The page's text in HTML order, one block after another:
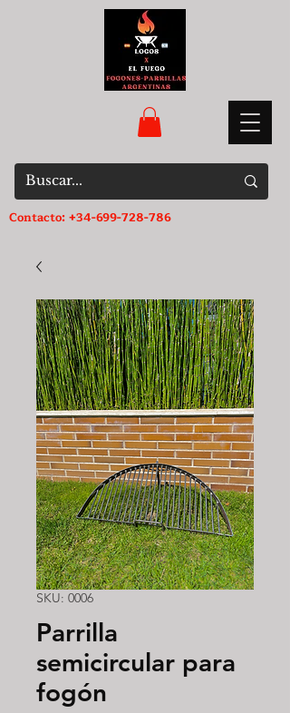
Contacto:+34-699-728-786
SKU: 0006
Parrilla
semicircular para
fogón